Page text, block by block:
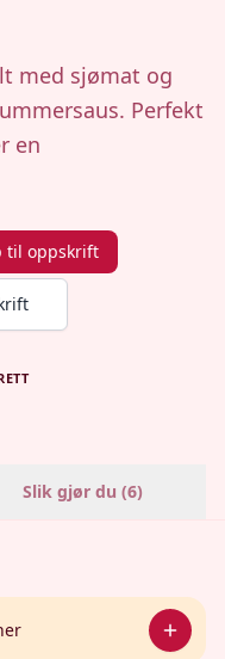
med sjømat og
Perfekt
en
til oppskrift
Slik gjør du (6)